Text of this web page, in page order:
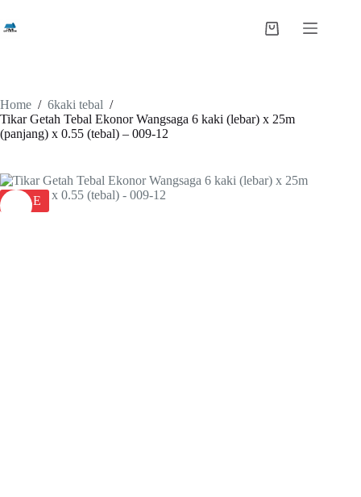
to
content
Shopping
Home / 6kaki tebal /
Tikar Getah Tebal Ekonor Wangsaga 6 kaki (lebar) x 25m
(panjang) x 0.55 (tebal) – 009-12
SALE